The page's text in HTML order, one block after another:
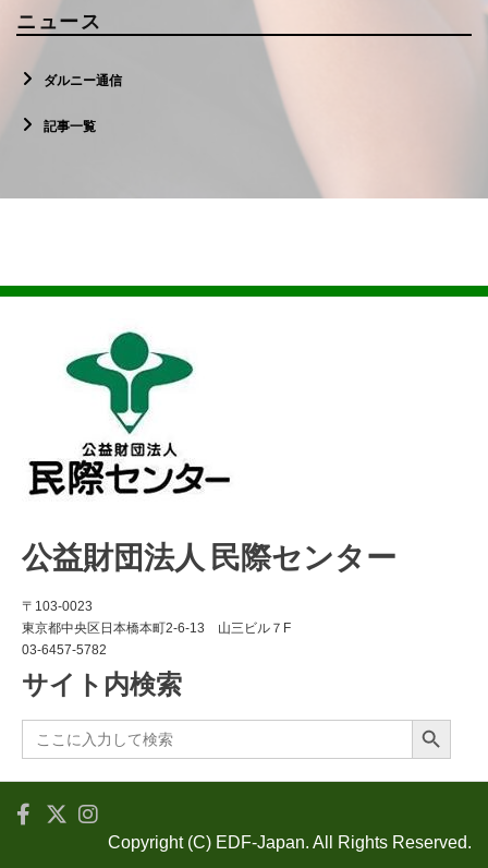
ニュース
ダルニー通信
記事一覧
公益財団法人 民際センター
〒103-0023
東京都中央区日本橋本町2-6-13 山三ビル７F
03-6457-5782
サイト内検索
Search
for:
Search Button
Copyright (C) EDF-Japan. All Rights Reserved.